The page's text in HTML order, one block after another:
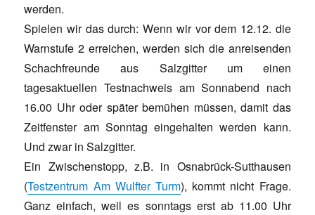
werden.
Spielen wir das durch: Wenn wir vor dem 12.12. die
Warnstufe 2 erreichen, werden sich die anreisenden
Schachfreunde aus Salzgitter um einen
tagesaktuellen Testnachweis am Sonnabend nach
16.00 Uhr oder später bemühen müssen, damit das
Zeitfenster am Sonntag eingehalten werden kann.
Und zwar in Salzgitter.
Ein Zwischenstopp, z.B. in Osnabrück-Sutthausen
(Testzentrum Am Wulfter Turm), kommt nicht Frage.
Ganz einfach, weil es sonntags erst ab 11.00 Uhr